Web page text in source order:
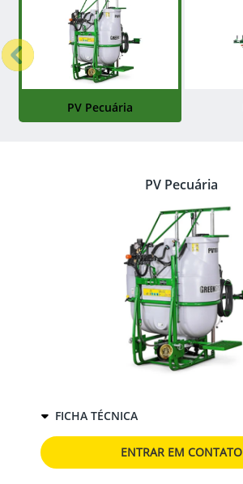
PV Pecuária
Anterior
PV Pecuária
FICHA TÉCNICA
ENTRAR EM CONTATO